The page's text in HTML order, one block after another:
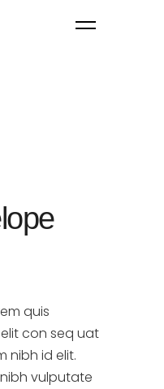
quis
con seq uat
nibh id elit.
vulputate